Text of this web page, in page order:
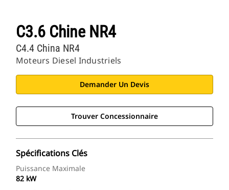
C3.6 Chine NR4
Moteurs Diesel Industriels
C4.4 China NR4
Demander Un Devis
Trouver Concessionnaire
Spécifications Clés
Puissance Maximale
82 kW